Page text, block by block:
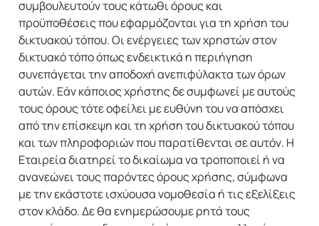
συμβουλευτούν τους κάτωθι όρους και
προϋποθέσεις που εφαρμόζονται για τη χρήση του
δικτυακού τόπου. Οι ενέργειες των χρηστών στον
δικτυακό τόπο όπως ενδεικτικά η περιήγηση
συνεπάγεται την αποδοχή ανεπιφύλακτα των όρων
αυτών. Εάν κάποιος χρήστης δε συμφωνεί με αυτούς
τους όρους τότε οφείλει με ευθύνη του να απόσχει
από την επίσκεψη και τη χρήση του δικτυακού τόπου
και των πληροφοριών που παρατίθενται σε αυτόν. Η
Εταιρεία διατηρεί το δικαίωμα να τροποποιεί ή να
ανανεώνει τους παρόντες όρους χρήσης, σύμφωνα
με την εκάστοτε ισχύουσα νομοθεσία ή τις εξελίξεις
στον κλάδο. Δε θα ενημερώσουμε ρητά τους